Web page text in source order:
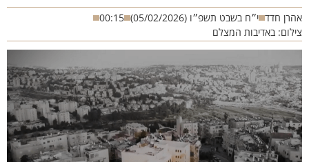
חדד י״ח בשבט תשפ״ו (05/02/2026)
00:15
באדיבות המצלם